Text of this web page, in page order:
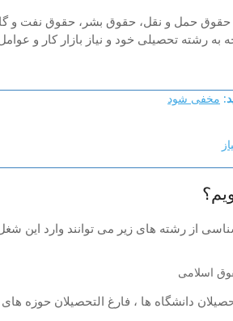
حمل و نقل، حقوق بشر، حقوق نفت و گاز
به رشته تحصیلی خود و نیاز بازار کار و
مخفی شود
از رشته های زیر می توانند وارد این
اسلامی
دانشگاه ها ، فارغ التحصیلان حوزه